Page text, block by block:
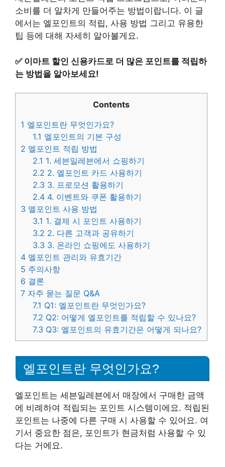
소비를 더 알차게 만들어주는 방법이랍니다. 이 글
에서는 엘포인트의 적립, 사용 방법 그리고 유용한
팁 등에 대해 자세히 알아볼게요.
✅ 이마트 할인 신용카드로 더 많은 포인트를 적립하
는 방법을 알아보세요!
Contents
1 엘포인트란 무엇인가요?
1.1 엘포인트의 기본 구성
2 엘포인트 적립 방법
2.1 1. 세븐일레븐에서 쇼핑하기
2.2 2. 엘포인트 카드 사용하기
2.3 3. 프로모션 활용하기
2.4 4. 이벤트와 쿠폰 활용하기
3 엘포인트 사용 방법
3.1 1. 결제 시 포인트 사용하기
3.2 2. 다른 고객과 공유하기
3.3 3. 온라인 쇼핑에도 사용하기
4 엘포인트 관리와 유효기간
5 주의사항
6 결론
7 자주 묻는 질문 Q&A
7.1 Q1: 엘포인트란 무엇인가요?
7.2 Q2: 어떻게 엘포인트를 적립할 수 있나요?
7.3 Q3: 엘포인트의 유효기간은 어떻게 되나요?
엘포인트란 무엇인가요?
엘포인트는 세븐일레븐에서 매장에서 구매한 금액
에 비례하여 적립되는 포인트 시스템이에요. 적립된
포인트는 나중에 다른 구매 시 사용할 수 있어요. 여
기서 중요한 점은, 포인트가 현금처럼 사용할 수 있
다는 거에요.